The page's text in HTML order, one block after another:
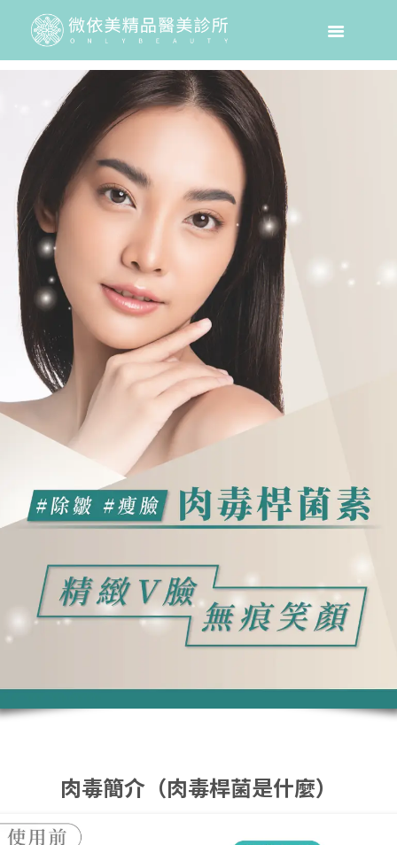
肉毒簡介（肉毒桿菌是什麼）